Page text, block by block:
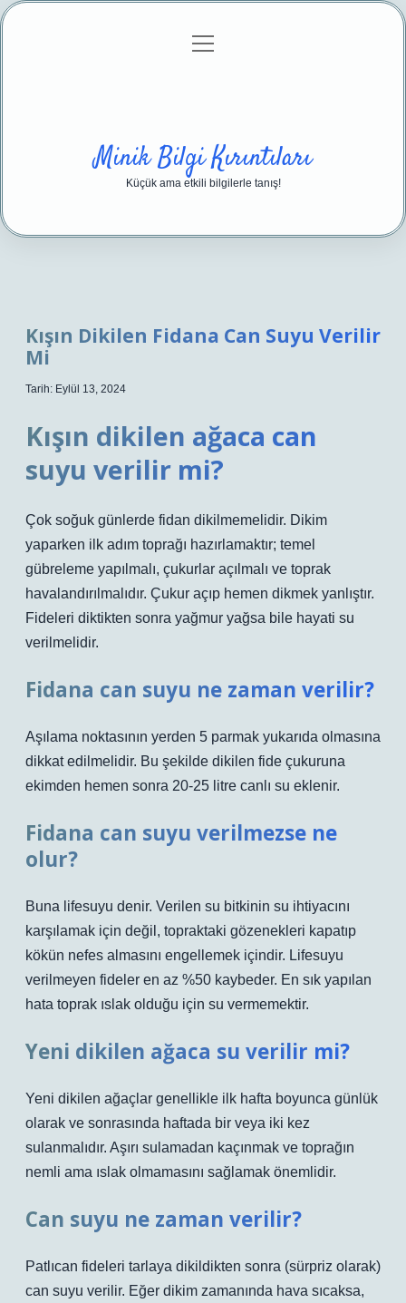
Gizlilik Politikası
menüyü
Minik Bilgi Kırıntıları
Küçük ama etkili bilgilerle tanış!
Kışın Dikilen Fidana Can Suyu Verilir
Mi
Tarih: Eylül 13, 2024
Kışın dikilen ağaca can
suyu verilir mi?
Çok soğuk günlerde fidan dikilmemelidir. Dikim
yaparken ilk adım toprağı hazırlamaktır; temel
gübreleme yapılmalı, çukurlar açılmalı ve toprak
havalandırılmalıdır. Çukur açıp hemen dikmek yanlıştır.
Fideleri diktikten sonra yağmur yağsa bile hayati su
verilmelidir.
Fidana can suyu ne zaman verilir?
Aşılama noktasının yerden 5 parmak yukarıda olmasına
dikkat edilmelidir. Bu şekilde dikilen fide çukuruna
ekimden hemen sonra 20-25 litre canlı su eklenir.
Fidana can suyu verilmezse ne
olur?
Buna lifesuyu denir. Verilen su bitkinin su ihtiyacını
karşılamak için değil, topraktaki gözenekleri kapatıp
kökün nefes almasını engellemek içindir. Lifesuyu
verilmeyen fideler en az %50 kaybeder. En sık yapılan
hata toprak ıslak olduğu için su vermemektir.
Yeni dikilen ağaca su verilir mi?
Yeni dikilen ağaçlar genellikle ilk hafta boyunca günlük
olarak ve sonrasında haftada bir veya iki kez
sulanmalıdır. Aşırı sulamadan kaçınmak ve toprağın
nemli ama ıslak olmamasını sağlamak önemlidir.
Can suyu ne zaman verilir?
Patlıcan fideleri tarlaya dikildikten sonra (sürpriz olarak)
can suyu verilir. Eğer dikim zamanında hava sıcaksa,